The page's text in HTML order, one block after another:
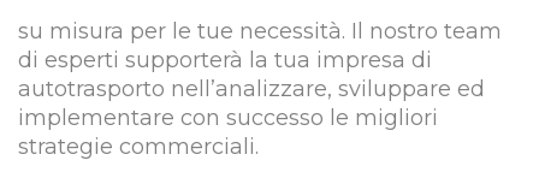
su misura per le tue necessità. Il nostro team
di esperti supporterà la tua impresa di
autotrasporto nell’analizzare, sviluppare ed
implementare con successo le migliori
strategie commerciali.